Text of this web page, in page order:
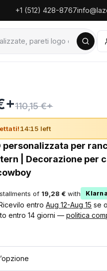
+1 (512) 428-8767
110,15 €+
14:14 left
personalizzata per
| Decorazione per
of 19,28 € with Klarna
entroAug 12-Aug 15 se
entro 14 giorni —politica